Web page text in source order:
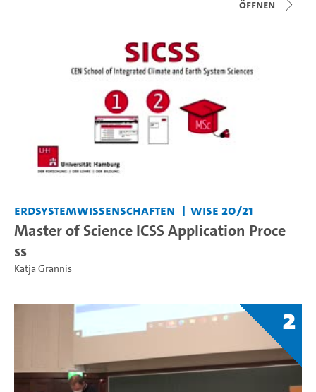
Öffnen
Erdsystemwissenschaften WiSe 20/21
Master of Science ICSS Application Proce
ss
Katja Grannis
2